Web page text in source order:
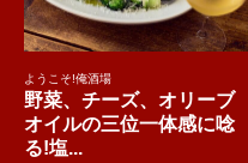
ようこそ!俺酒場
野菜、チーズ、オリーブ
オイルの三位一体感に唸
る!塩...